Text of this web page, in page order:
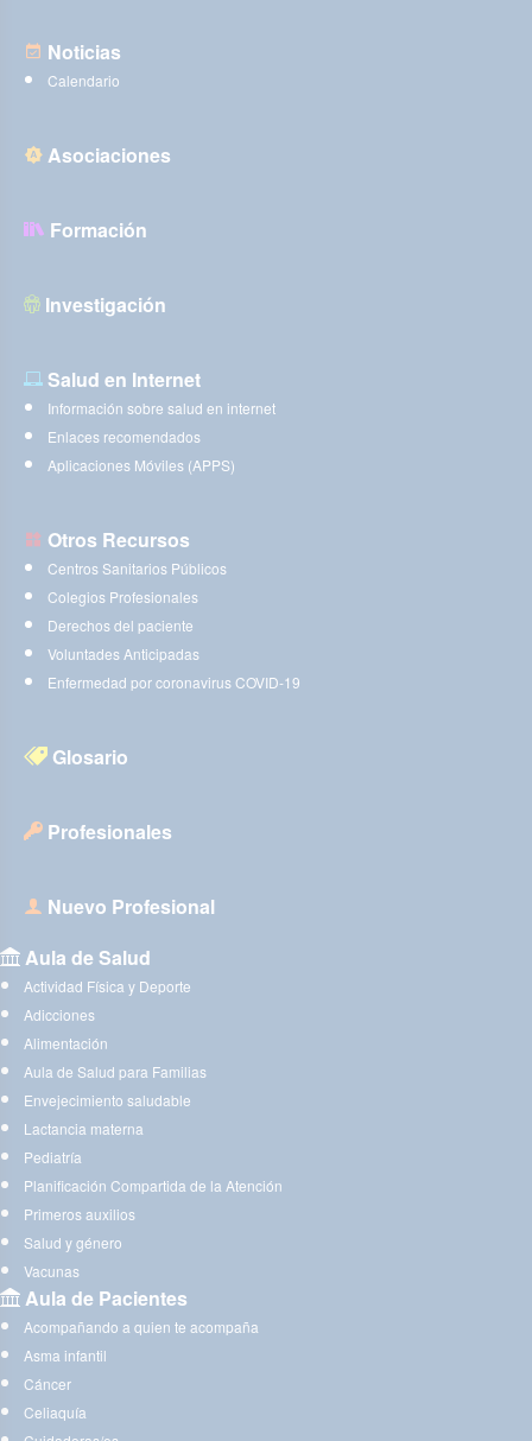
Noticias
Calendario
Asociaciones
Formación
Investigación
Salud en Internet
Información sobre salud en internet
Enlaces recomendados
Aplicaciones Móviles (APPS)
Otros Recursos
Centros Sanitarios Públicos
Colegios Profesionales
Derechos del paciente
Voluntades Anticipadas
Enfermedad por coronavirus COVID-19
Glosario
Profesionales
Nuevo Profesional
Aula de Salud
Actividad Física y Deporte
Adicciones
Alimentación
Aula de Salud para Familias
Envejecimiento saludable
Lactancia materna
Pediatría
Planificación Compartida de la Atención
Primeros auxilios
Salud y género
Vacunas
Aula de Pacientes
Acompañando a quien te acompaña
Asma infantil
Cáncer
Celiaquía